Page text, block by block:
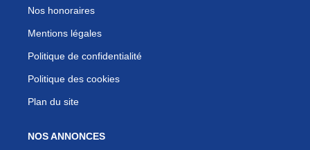
Nos honoraires
Mentions légales
Politique de confidentialité
Politique des cookies
Plan du site
NOS ANNONCES